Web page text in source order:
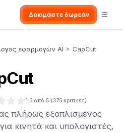
Δοκιμάστε δωρεάν
εφαρμογών AI > CapCut
1.3 από 5 (375 κριτικές)
πλήρως εξοπλισμένος
κινητά και υπολογιστές,